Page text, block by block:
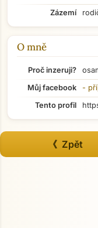
Zázemí
O mně
Proč inzeruji?
Můj facebook
-
Tento profil
《 Zpět